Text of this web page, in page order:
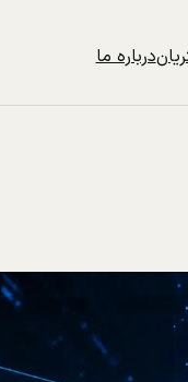
درباره ما